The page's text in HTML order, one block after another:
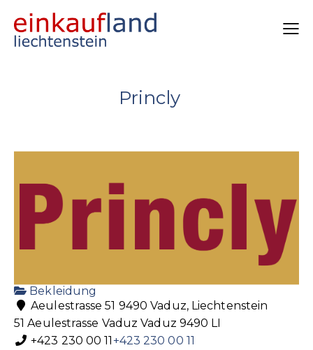
Princly
Bekleidung
Aeulestrasse 51 9490 Vaduz, Liechtenstein
51 Aeulestrasse Vaduz Vaduz 9490 LI
+423 230 00 11+423 230 00 11